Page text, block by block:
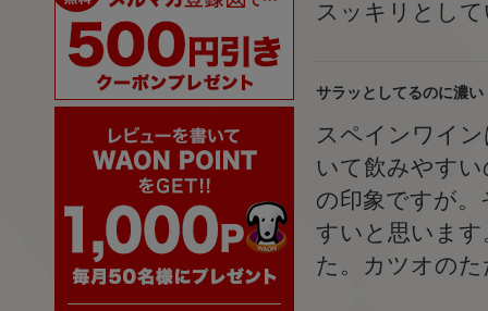
スッキリとし
サラッとしてるのに濃い
スペインワイ
いて飲みやす
の印象ですが
すいと思いま
た。カツオの